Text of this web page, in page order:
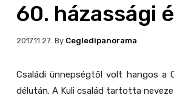
60. házassági
2017.11.27. By Cegledipanorama
Családi ünnepségtől volt hangos a
délután. A Kuli család tartotta